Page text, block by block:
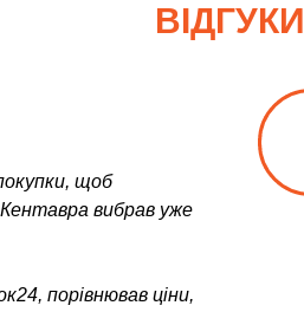
ВІДГУКИ
щоб
Кентавра вибрав уже
порівнював ціни,